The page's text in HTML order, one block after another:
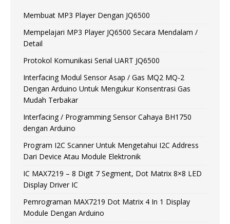
Membuat MP3 Player Dengan JQ6500
Mempelajari MP3 Player JQ6500 Secara Mendalam /
Detail
Protokol Komunikasi Serial UART JQ6500
Interfacing Modul Sensor Asap / Gas MQ2 MQ-2
Dengan Arduino Untuk Mengukur Konsentrasi Gas
Mudah Terbakar
Interfacing / Programming Sensor Cahaya BH1750
dengan Arduino
Program I2C Scanner Untuk Mengetahui I2C Address
Dari Device Atau Module Elektronik
IC MAX7219 – 8 Digit 7 Segment, Dot Matrix 8×8 LED
Display Driver IC
Pemrograman MAX7219 Dot Matrix 4 In 1 Display
Module Dengan Arduino